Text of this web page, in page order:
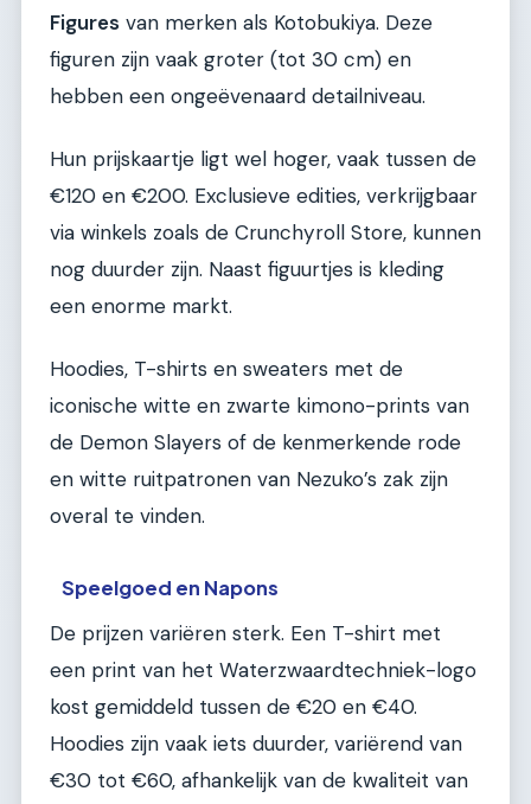
Figures van merken als Kotobukiya. Deze
figuren zijn vaak groter (tot 30 cm) en
hebben een ongeëvenaard detailniveau.
Hun prijskaartje ligt wel hoger, vaak tussen de
€120 en €200. Exclusieve edities, verkrijgbaar
via winkels zoals de Crunchyroll Store, kunnen
nog duurder zijn. Naast figuurtjes is kleding
een enorme markt.
Hoodies, T-shirts en sweaters met de
iconische witte en zwarte kimono-prints van
de Demon Slayers of de kenmerkende rode
en witte ruitpatronen van Nezuko’s zak zijn
overal te vinden.
Speelgoed en Napons
De prijzen variëren sterk. Een T-shirt met
een print van het Waterzwaardtechniek-logo
kost gemiddeld tussen de €20 en €40.
Hoodies zijn vaak iets duurder, variërend van
€30 tot €60, afhankelijk van de kwaliteit van